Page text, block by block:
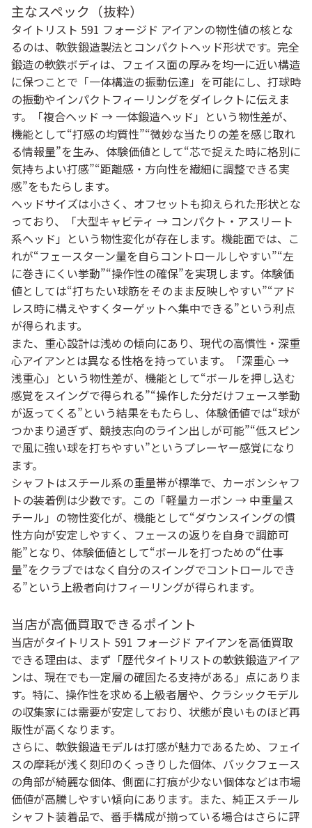
主なスペック（抜粋）
タイトリスト 591 フォージド アイアンの物性値の核とな
るのは、軟鉄鍛造製法とコンパクトヘッド形状です。完全
鍛造の軟鉄ボディは、フェイス面の厚みを均一に近い構造
に保つことで「一体構造の振動伝達」を可能にし、打球時
の振動やインパクトフィーリングをダイレクトに伝えま
す。「複合ヘッド → 一体鍛造ヘッド」という物性差が、
機能として“打感の均質性”“微妙な当たりの差を感じ取れ
る情報量”を生み、体験価値として“芯で捉えた時に格別に
気持ちよい打感”“距離感・方向性を繊細に調整できる実
感”をもたらします。
ヘッドサイズは小さく、オフセットも抑えられた形状とな
っており、「大型キャビティ → コンパクト・アスリート
系ヘッド」という物性変化が存在します。機能面では、こ
れが“フェースターン量を自らコントロールしやすい”“左
に巻きにくい挙動”“操作性の確保”を実現します。体験価
値としては“打ちたい球筋をそのまま反映しやすい”“アド
レス時に構えやすくターゲットへ集中できる”という利点
が得られます。
また、重心設計は浅めの傾向にあり、現代の高慣性・深重
心アイアンとは異なる性格を持っています。「深重心 →
浅重心」という物性差が、機能として“ボールを押し込む
感覚をスイングで得られる”“操作した分だけフェース挙動
が返ってくる”という結果をもたらし、体験価値では“球が
つかまり過ぎず、競技志向のライン出しが可能”“低スピン
で風に強い球を打ちやすい”というプレーヤー感覚になり
ます。
シャフトはスチール系の重量帯が標準で、カーボンシャフ
トの装着例は少数です。この「軽量カーボン → 中重量ス
チール」の物性変化が、機能として“ダウンスイングの慣
性方向が安定しやすく、フェースの返りを自身で調節可
能”となり、体験価値として“ボールを打つための“仕事
量”をクラブではなく自分のスイングでコントロールでき
る”という上級者向けフィーリングが得られます。
当店が高価買取できるポイント
当店がタイトリスト 591 フォージド アイアンを高価買取
できる理由は、まず「歴代タイトリストの軟鉄鍛造アイア
ンは、現在でも一定層の確固たる支持がある」点にありま
す。特に、操作性を求める上級者層や、クラシックモデル
の収集家には需要が安定しており、状態が良いものほど再
販性が高くなります。
さらに、軟鉄鍛造モデルは打感が魅力であるため、フェイ
スの摩耗が浅く刻印のくっきりした個体、バックフェース
の角部が綺麗な個体、側面に打痕が少ない個体などは市場
価値が高騰しやすい傾向にあります。また、純正スチール
シャフト装着品で、番手構成が揃っている場合はさらに評